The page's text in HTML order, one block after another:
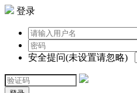
登录
安全提问(未设置请忽略)